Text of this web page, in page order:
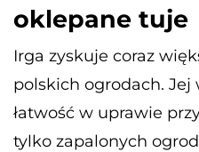
oklepane tuje
Irga zyskuje coraz
polskich ogrodach. Jej
łatwość w uprawie
tylko zapalonych